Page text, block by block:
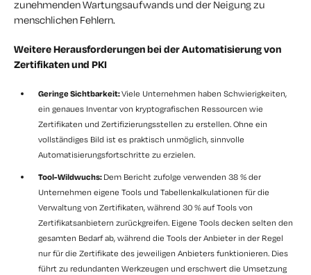
zunehmenden Wartungsaufwands und der Neigung zu
menschlichen Fehlern.
Weitere Herausforderungen bei der Automatisierung von
Zertifikaten und PKI
Geringe Sichtbarkeit:Viele Unternehmen haben Schwierigkeiten,
ein genaues Inventar von kryptografischen Ressourcen wie
Zertifikaten und Zertifizierungsstellen zu erstellen. Ohne ein
vollständiges Bild ist es praktisch unmöglich, sinnvolle
Automatisierungsfortschritte zu erzielen.
Tool-Wildwuchs: Dem Bericht zufolge verwenden 38 % der
Unternehmen eigene Tools und Tabellenkalkulationen für die
Verwaltung von Zertifikaten, während 30 % auf Tools von
Zertifikatsanbietern zurückgreifen. Eigene Tools decken selten den
gesamten Bedarf ab, während die Tools der Anbieter in der Regel
nur für die Zertifikate des jeweiligen Anbieters funktionieren. Dies
führt zu redundanten Werkzeugen und erschwert die Umsetzung